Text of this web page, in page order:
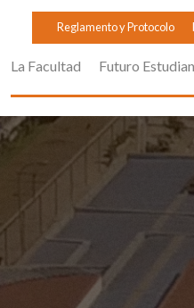
Reglamento y Protocolo
La Facultad Futuro